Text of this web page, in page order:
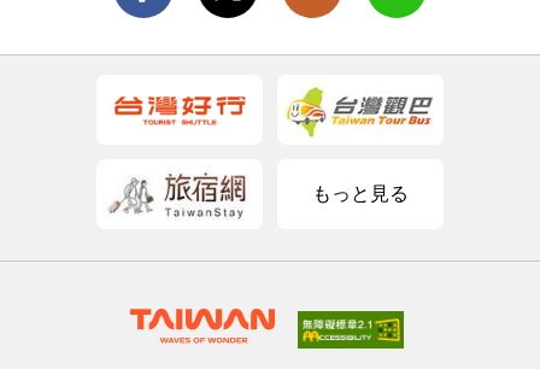
もっと見る